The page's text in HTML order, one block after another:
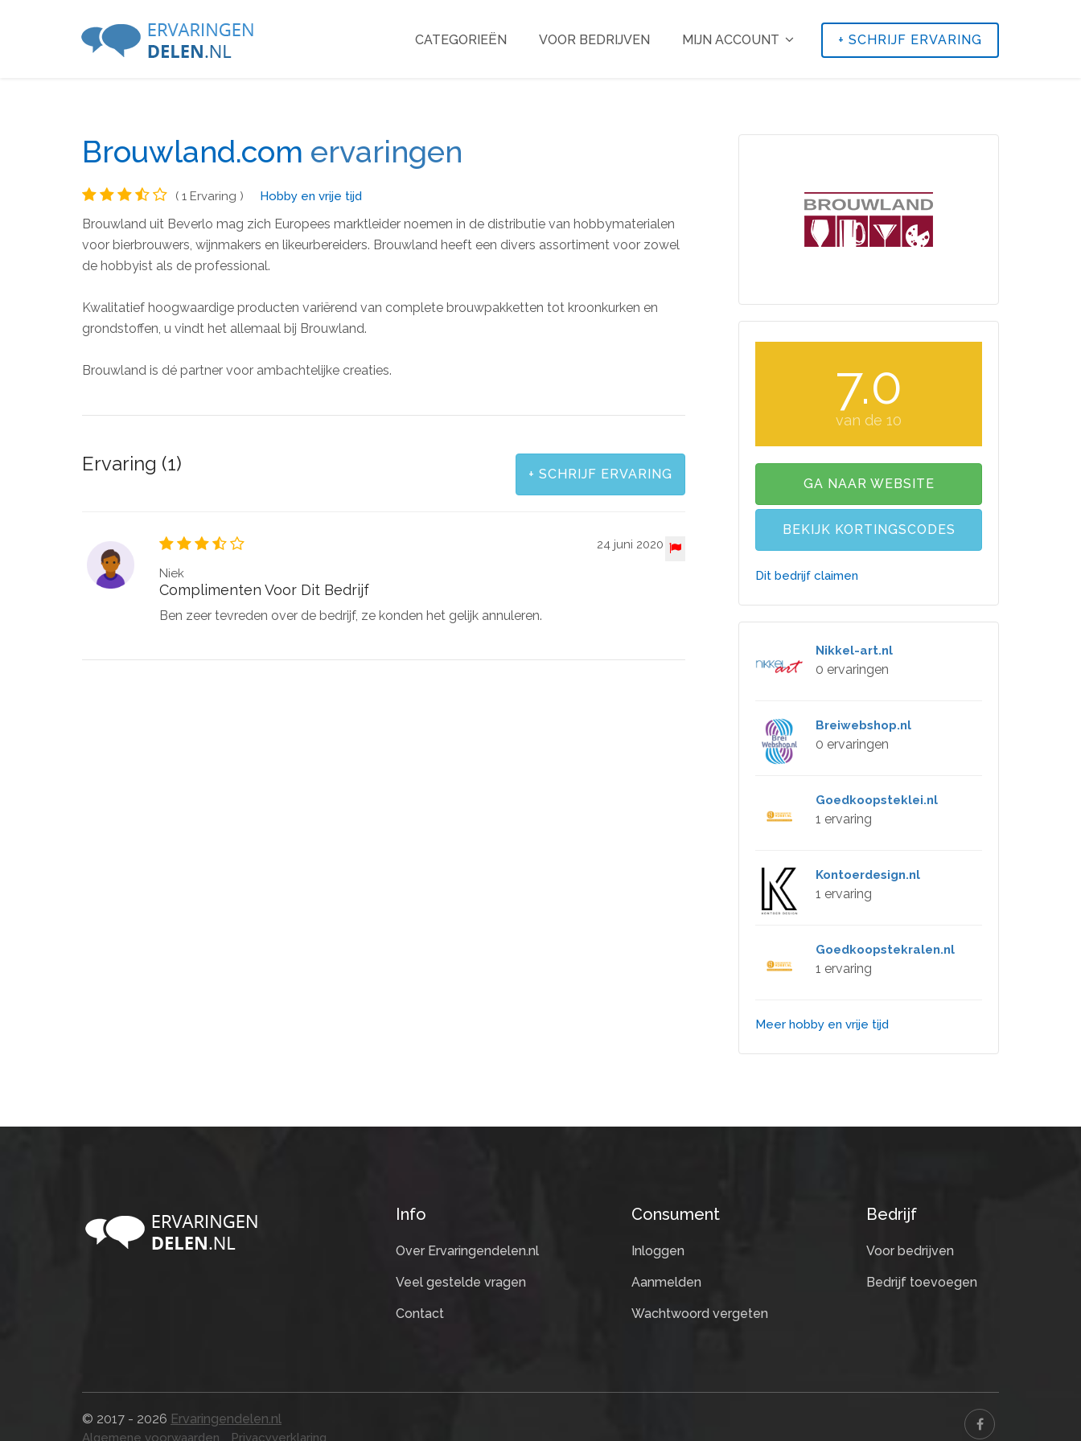
CATEGORIEËN VOOR BEDRIJVEN MIJN ACCOUNT + SCHRIJF ERVARING
Brouwland.com ervaringen
( 1 Ervaring ) Hobby en vrije tijd
Brouwland uit Beverlo mag zich Europees marktleider noemen in de distributie van hobbymaterialen
voor bierbrouwers, wijnmakers en likeurbereiders. Brouwland heeft een divers assortiment voor zowel
de hobbyist als de professional.
Kwalitatief hoogwaardige producten variërend van complete brouwpakketten tot kroonkurken en
grondstoffen, u vindt het allemaal bij Brouwland.
Brouwland is dé partner voor ambachtelijke creaties.
+ SCHRIJF ERVARING
Ervaring (1)
24 juni 2020
Niek
Complimenten Voor Dit Bedrijf
Ben zeer tevreden over de bedrijf, ze konden het gelijk annuleren.
7.0
van de 10
GA NAAR WEBSITE
BEKIJK KORTINGSCODES
Dit bedrijf claimen
Nikkel-art.nl
0 ervaringen
Breiwebshop.nl
0 ervaringen
Goedkoopsteklei.nl
1 ervaring
Kontoerdesign.nl
1 ervaring
Goedkoopstekralen.nl
1 ervaring
Meer hobby en vrije tijd
Info
Over Ervaringendelen.nl
Veel gestelde vragen
Contact
Consument
Inloggen
Aanmelden
Wachtwoord vergeten
Bedrijf
Voor bedrijven
Bedrijf toevoegen
© 2017 - 2026 Ervaringendelen.nl
Algemene voorwaarden Privacyverklaring